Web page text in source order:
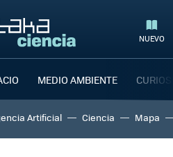
NUEVO
MEDIO AMBIENTE
Artificial Ciencia Mapa